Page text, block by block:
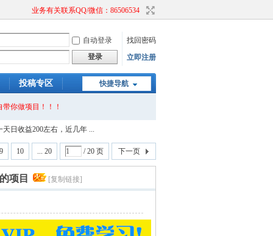
业务有关联系QQ/微信：86506534
自动登录
找回密码
登录
立即注册
快捷导航
投稿专区
你做项目！！！
日收益200左右，近几年 ...
9 10 ... 20 / 20 页 下一页
项目 [复制链接]